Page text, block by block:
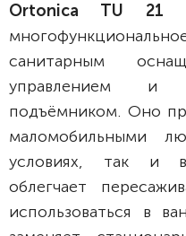
Ortonica TU 21
санитарным
управлением и
подъёмником. Оно
маломобильными
условиях, так и
облегчает
использоваться в